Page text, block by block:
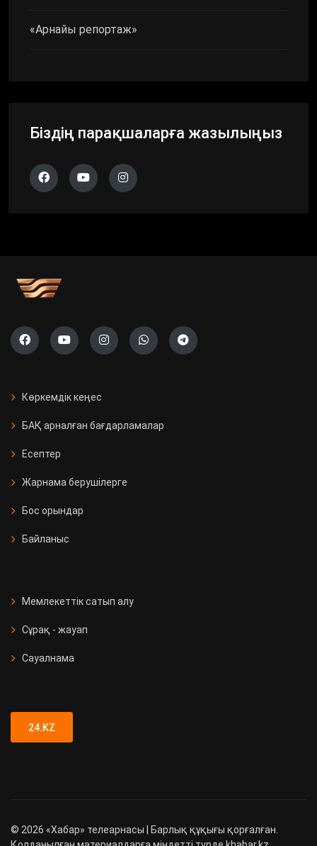
«Арнайы репортаж»
Біздің парақшаларға жазылыңыз
Көркемдік кеңес
БАҚ арналған бағдарламалар
Есептер
Жарнама берушілерге
Бос орындар
Байланыс
Мемлекеттік сатып алу
Сұрақ - жауап
Сауалнама
24.KZ
© 2026 «Хабар» телеарнасы | Барлық құқығы қорғалған.